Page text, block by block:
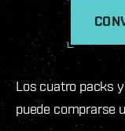
Los cuatro packs
puede comprarse